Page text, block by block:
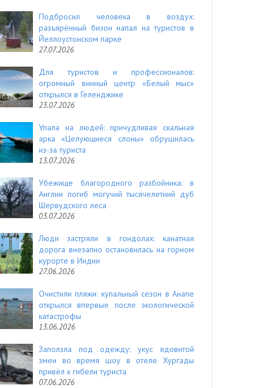
Подбросил человека в воздух:
разъярённый бизон напал на туристов в
Йеллоустонском парке
27.07.2026
Для туристов и профессионалов:
огромный винный центр «Белый мыс»
открылся в Геленджике
23.07.2026
Упала на людей: причудливая скальная
арка «Целующиеся слоны» обрушилась
из-за туриста
13.07.2026
Убежище благородного разбойника: в
Англии погиб могучий тысячелетний дуб
Шервудского леса
03.07.2026
Люди застряли в гондолах: канатная
дорога внезапно остановилась на горном
курорте в Индии
27.06.2026
Очистили пляжи: купальный сезон в Анапе
открылся впервые после экологической
катастрофы
13.06.2026
Заползла под одежду: укус ядовитой
змеи во время шоу в отеле Хургады
привёл к гибели туриста
07.06.2026